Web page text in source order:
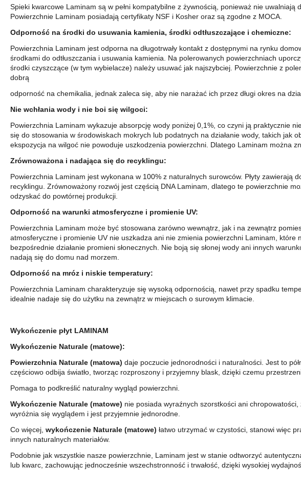
Spieki kwarcowe Laminam są w pełni kompatybilne z żywnością, ponieważ nie uwalniają
Powierzchnie Laminam posiadają certyfikaty NSF i Kosher oraz są zgodne z MOCA.
Odporność na środki do usuwania kamienia, środki odtłuszczające i chemiczne:
Powierzchnia Laminam jest odporna na długotrwały kontakt z dostępnymi na rynku
środkami do odtłuszczania i usuwania kamienia. Na polerowanych powierzchniach
środki czyszczące (w tym wybielacze) należy usuwać jak najszybciej. Powierzchnie z
dobrą
odporność na chemikalia, jednak zaleca się, aby nie narażać ich przez długi okres na
Nie wchłania wody i nie boi się wilgoci:
Powierzchnia Laminam wykazuje absorpcję wody poniżej 0,1%, co czyni ją praktycznie
się do stosowania w środowiskach mokrych lub podatnych na działanie wody, takich jak
ekspozycja na wilgoć nie powoduje uszkodzenia powierzchni. Dlatego Laminam można
Zrównoważona i nadająca się do recyklingu:
Powierzchnia Laminam jest wykonana w 100% z naturalnych surowców. Płyty zawierają
recyklingu. Zrównoważony rozwój jest częścią DNA Laminam, dlatego te powierzchnie
odzyskać do powtórnej produkcji.
Odporność na warunki atmosferyczne i promienie UV:
Powierzchnia Laminam może być stosowana zarówno wewnątrz, jak i na zewnątrz
atmosferyczne i promienie UV nie uszkadza ani nie zmienia powierzchni Laminam, które
bezpośrednie działanie promieni słonecznych. Nie boją się słonej wody ani innych
nadają się do domu nad morzem.
Odporność na mróz i niskie temperatury:
Powierzchnia Laminam charakteryzuje się wysoką odpornością, nawet przy spadku
idealnie nadaje się do użytku na zewnątrz w miejscach o surowym klimacie.
Wykończenie płyt LAMINAM
Wykończenie Naturale (matowe):
Powierzchnia Naturale (matowa) daje poczucie jednorodności i naturalności. Jest to
częściowo odbija światło, tworząc rozproszony i przyjemny blask, dzięki czemu
Pomaga to podkreślić naturalny wygląd powierzchni.
Wykończenie Naturale (matowe) nie posiada wyraźnych szorstkości ani chropowatości,
wyróżnia się wyglądem i jest przyjemnie jednorodne.
Co więcej, wykończenie Naturale (matowe) łatwo utrzymać w czystości, stanowi więc
innych naturalnych materiałów.
Podobnie jak wszystkie nasze powierzchnie, Laminam jest w stanie odtworzyć
lub kwarc, zachowując jednocześnie wszechstronność i trwałość, dzięki wysokiej